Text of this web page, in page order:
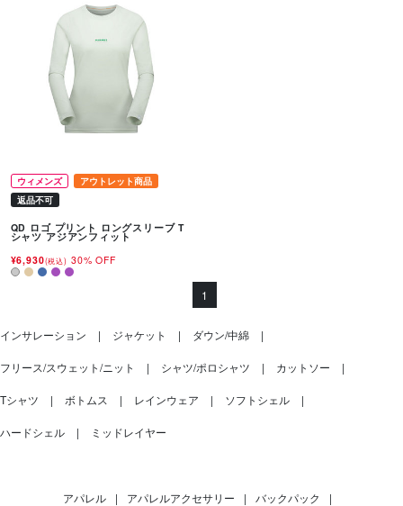
ウィメンズ
アウトレット商品
返品不可
QD ロゴ プリント ロングスリーブ T
シャツ アジアンフィット
¥6,930(税込) 30% OFF
1
インサレーション ジャケット ダウン/中綿
フリース/スウェット/ニット シャツ/ポロシャツ カットソー
Tシャツ ボトムス レインウェア ソフトシェル
ハードシェル ミッドレイヤー
アパレル | アパレルアクセサリー | バックパック
|